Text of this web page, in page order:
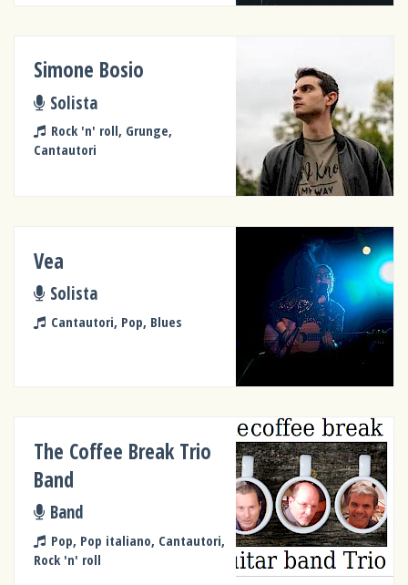
Simone Bosio
Solista
Rock 'n' roll, Grunge,
Cantautori
Vea
Solista
Cantautori, Pop, Blues
The Coffee Break Trio
Band
Band
Pop, Pop italiano, Cantautori,
Rock 'n' roll